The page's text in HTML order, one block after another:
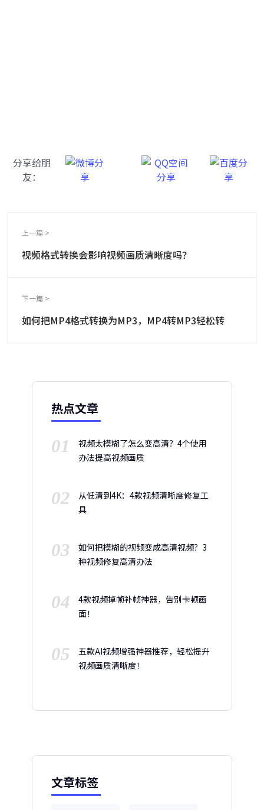
分享给朋
友：
上一篇 >
视频格式转换会影响视频画质清晰度吗？
下一篇 >
如何把MP4格式转换为MP3，MP4转MP3轻松转
热点文章
01
视频太模糊了怎么变高清？4个使用
办法提高视频画质
02
从低清到4K：4款视频清晰度修复工
具
03
如何把模糊的视频变成高清视频？3
种视频修复高清办法
04
4款视频掉帧补帧神器，告别卡顿画
面！
05
五款AI视频增强神器推荐，轻松提升
视频画质清晰度！
文章标签